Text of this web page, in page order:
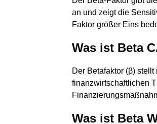
an und zeigt die
Faktor größer Eins
Was ist Beta
Der Betafaktor (β)
finanzwirtschaftlichen
Was ist Beta